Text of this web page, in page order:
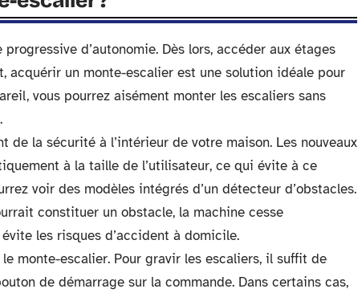
d’autonomie. Dès lors, accéder aux étages
acquérir un monte-escalier est une solution idéale pour
vous pourrez aisément monter les escaliers sans
de la sécurité à l’intérieur de votre maison. Les nouveaux
à la taille de l’utilisateur, ce qui évite à ce
voir des modèles intégrés d’un détecteur d’obstacles.
constituer un obstacle, la machine cesse
les risques d’accident à domicile.
monte-escalier. Pour gravir les escaliers, il suffit de
de démarrage sur la commande. Dans certains cas,